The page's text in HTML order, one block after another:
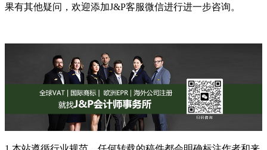
果有其他疑问，欢迎添加J&P客服微信进行进一步咨询。